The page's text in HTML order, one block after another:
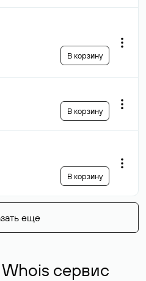
В корзину
В корзину
В корзину
еще
сервис